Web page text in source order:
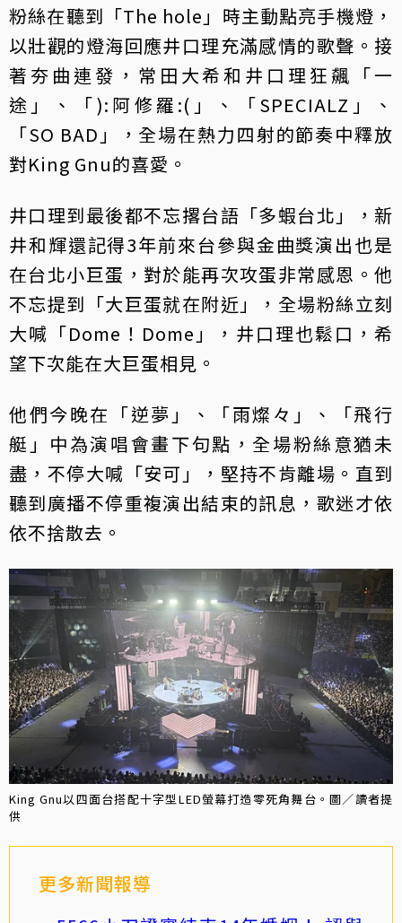
粉絲在聽到「The hole」時主動點亮手機燈，
以壯觀的燈海回應井口理充滿感情的歌聲。接
著夯曲連發，常田大希和井口理狂飆「一
途」、「):阿修羅:(」、「SPECIALZ」、
「SO BAD」，全場在熱力四射的節奏中釋放
對King Gnu的喜愛。
井口理到最後都不忘撂台語「多蝦台北」，新
井和輝還記得3年前來台參與金曲獎演出也是
在台北小巨蛋，對於能再次攻蛋非常感恩。他
不忘提到「大巨蛋就在附近」，全場粉絲立刻
大喊「Dome！Dome」，井口理也鬆口，希
望下次能在大巨蛋相見。
他們今晚在「逆夢」、「雨燦々」、「飛行
艇」中為演唱會畫下句點，全場粉絲意猶未
盡，不停大喊「安可」，堅持不肯離場。直到
聽到廣播不停重複演出結束的訊息，歌迷才依
依不捨散去。
King Gnu以四面台搭配十字型LED螢幕打造零死角舞台。圖／讀者提
供
更多新聞報導